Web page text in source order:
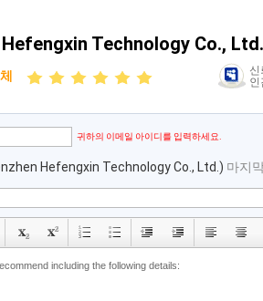
Technology Co., Ltd.
신
인
email
귀하의 이메일 아이디를 입력하세요.
Hefengxin Technology Co., Ltd.) 마지